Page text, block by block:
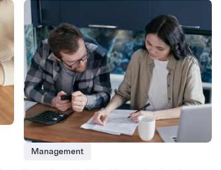
Management